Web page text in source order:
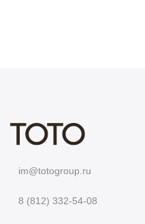
im@totogroup.ru
8 (812) 332-54-08